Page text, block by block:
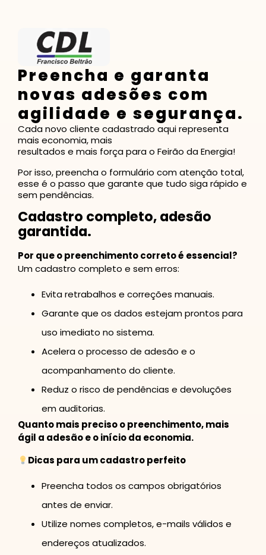
Preencha e garanta
novas adesões com
agilidade e segurança.
Cada novo cliente cadastrado aqui representa
mais economia, mais
resultados e mais força para o Feirão da Energia!
Por isso, preencha o formulário com atenção total,
esse é o passo que garante que tudo siga rápido e
sem pendências.
Cadastro completo, adesão
garantida.
Por que o preenchimento correto é essencial?
Um cadastro completo e sem erros:
Evita retrabalhos e correções manuais.
Garante que os dados estejam prontos para
uso imediato no sistema.
Acelera o processo de adesão e o
acompanhamento do cliente.
Reduz o risco de pendências e devoluções
em auditorias.
Quanto mais preciso o preenchimento, mais
ágil a adesão e o início da economia.
Dicas para um cadastro perfeito
Preencha todos os campos obrigatórios
antes de enviar.
Utilize nomes completos, e-mails válidos e
endereços atualizados.